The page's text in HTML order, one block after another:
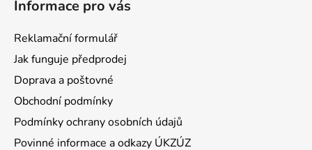
Informace pro vás
Reklamační formulář
Jak funguje předprodej
Doprava a poštovné
Obchodní podmínky
Podmínky ochrany osobních údajů
Povinné informace a odkazy ÚKZÚZ